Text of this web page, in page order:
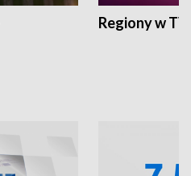
Regiony w